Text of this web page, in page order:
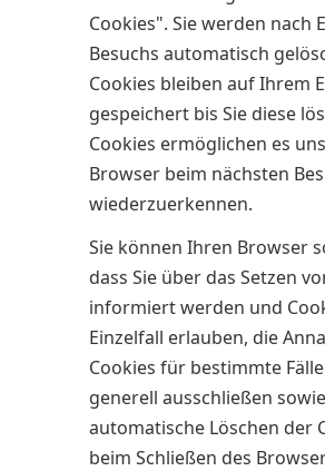
Cookies". Sie werden nach
Besuchs automatisch
Cookies bleiben auf Ihrem
gespeichert bis Sie diese
Cookies ermöglichen es
Browser beim nächsten
wiederzuerkennen.
Sie können Ihren Browser
dass Sie über das Setzen
informiert werden und
Einzelfall erlauben, die
Cookies für bestimmte
generell ausschließen
automatische Löschen der
beim Schließen des